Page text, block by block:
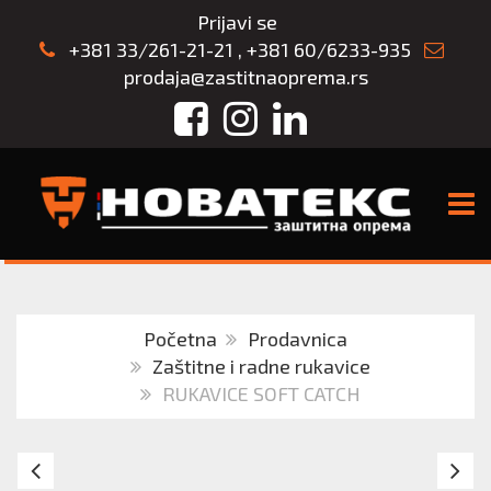
Prijavi se
+381 33/261-21-21 , +381 60/6233-935
prodaja@zastitnaoprema.rs
FacebookInstagram
LinkedIn
Početna
Prodavnica
Zaštitne i radne rukavice
RUKAVICE SOFT CATCH
ZAŠTITNE